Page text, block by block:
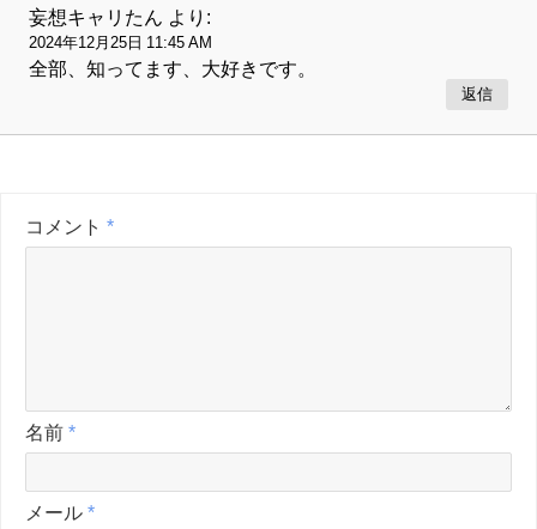
妄想キャリたん より:
2024年12月25日 11:45 AM
全部、知ってます、大好きです。
返信
コメント *
名前 *
メール *